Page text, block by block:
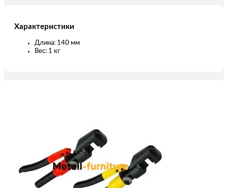
Характеристики
Длина: 140 мм
Вес: 1 кг